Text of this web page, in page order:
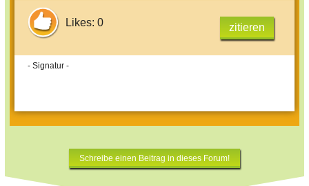
Likes: 0 zitieren
- Signatur -
Schreibe einen Beitrag in dieses Forum!